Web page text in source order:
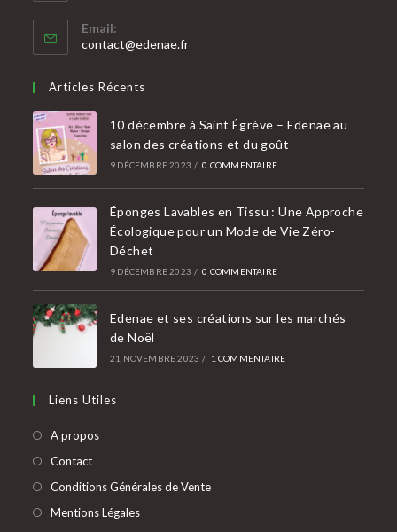
Email:
contact@edenae.fr
Articles Récents
10 décembre à Saint Égrève – Edenae au
salon des créations et du goût
9 DÉCEMBRE 2023 / 0 COMMENTAIRE
Éponges Lavables en Tissu : Une Approche
Écologique pour un Mode de Vie Zéro-
Déchet
9 DÉCEMBRE 2023 / 0 COMMENTAIRE
Edenae et ses créations sur les marchés
de Noël
21 NOVEMBRE 2023 / 1 COMMENTAIRE
Liens Utiles
A propos
Contact
Conditions Générales de Vente
Mentions Légales